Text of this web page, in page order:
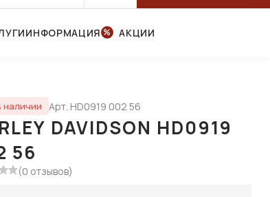
ИНФОРМАЦИЯ АКЦИИ
наличии Арт. HD0919 002 56
DAVIDSON HD0919
56
(0 отзывов)